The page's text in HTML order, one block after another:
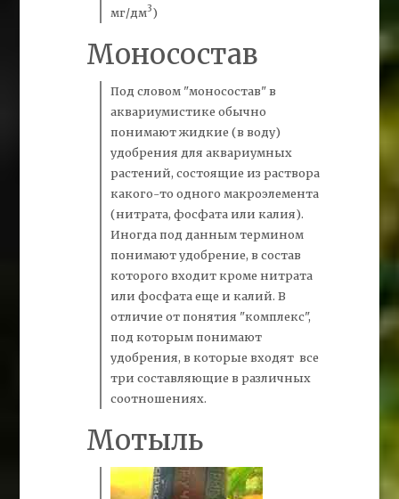
мг/дм3)
Моносостав
Под словом "моносостав"в
аквариумистике обычно
понимают жидкие (в воду)
удобрения для аквариумных
растений, состоящие из раствора
какого-то одного макроэлемента
(нитрата, фосфата или калия).
Иногда под данным термином
понимают удобрение, в состав
которого входит кроме нитрата
или фосфата еще и калий. В
отличие от понятия "комплекс",
под которым понимают
удобрения, в которые входят все
три составляющие в различных
соотношениях.
Мотыль